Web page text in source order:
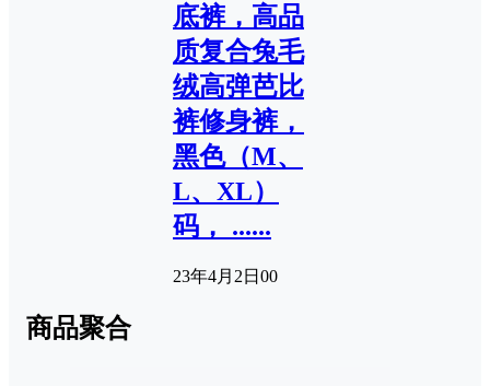
底裤，高品
质复合兔毛
绒高弹芭比
裤修身裤，
黑色（M、
L、XL）
码， ......
23年4月2日 00
商品聚合